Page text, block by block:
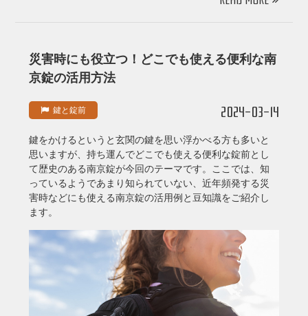
災害時にも役立つ！どこでも使える便利な南
京錠の活用方法
鍵と錠前 2024-03-14
鍵をかけるというと玄関の鍵を思い浮かべる方も多いと
思いますが、持ち運んでどこでも使える便利な錠前とし
て歴史のある南京錠が今回のテーマです。ここでは、知
っているようであまり知られていない、近年頻発する災
害時などにも使える南京錠の活用例と豆知識をご紹介し
ます。